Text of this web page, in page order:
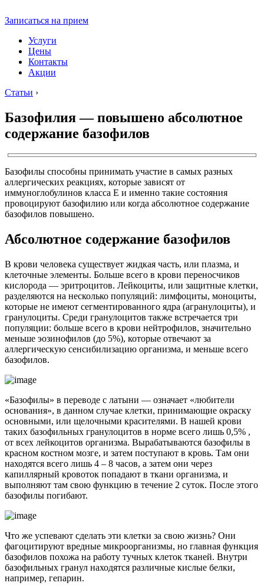
Записаться на прием
Услуги
Цены
Контакты
Акции
Статьи ›
Базофилия — повышено абсолютное
содержание базофилов
Базофилы способны принимать участие в самых разных
аллергических реакциях, которые зависят от
иммуноглобулинов класса Е и именно такие состояния
провоцируют базофилию или когда абсолютное содержание
базофилов повышено.
Абсолютное содержание базофилов
В крови человека существует жидкая часть, или плазма, и
клеточные элементы. Больше всего в крови переносчиков
кислорода — эритроцитов. Лейкоциты, или защитные клетки,
разделяются на несколько популяций: лимфоциты, моноциты,
которые не имеют сегментированного ядра (агранулоциты), и
гранулоциты. Среди гранулоцитов также встречается три
популяции: больше всего в крови нейтрофилов, значительно
меньше эозинофилов (до 5%), которые отвечают за
аллергическую сенсибилизацию организма, и меньше всего
базофилов.
«Базофилы» в переводе с латыни — означает «любители
основания», в данном случае клетки, принимающие окраску
основными, или щелочными красителями. В нашей крови
таких базофильных гранулоцитов в норме всего лишь 0,5% ,
от всех лейкоцитов организма. Вырабатываются базофилы в
красном костном мозге, и затем поступают в кровь. Там они
находятся всего лишь 4 – 8 часов, а затем они через
капиллярный кровоток попадают в ткани организма, и
выполняют там свою функцию в течение 2 суток. После этого
базофилы погибают.
Что же успевают сделать эти клетки за свою жизнь? Они
фагоцитируют вредные микроорганизмы, но главная функция
базофилов похожа на работу тучных клеток тканей. Внутри
базофильных гранул находятся различные кислые белки,
например, гепарин.